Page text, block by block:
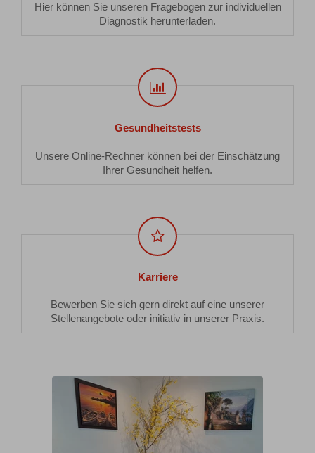
Hier können Sie unseren Fragebogen zur individuellen
Diagnostik herunterladen.
Gesundheitstests
Unsere Online-Rechner können bei der Einschätzung
Ihrer Gesundheit helfen.
Karriere
Bewerben Sie sich gern direkt auf eine unserer
Stellenangebote oder initiativ in unserer Praxis.